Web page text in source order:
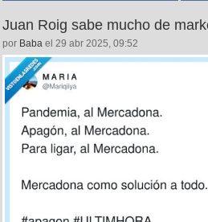
Juan Roig sabe mucho de
por Baba el 29 abr 2025, 09:52